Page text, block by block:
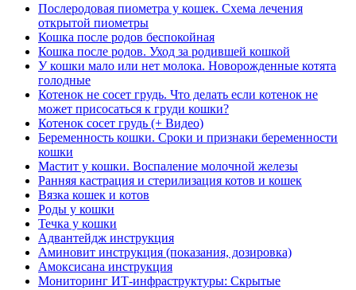
Послеродовая пиометра у кошек. Схема лечения
открытой пиометры
Кошка после родов беспокойная
Кошка после родов. Уход за родившей кошкой
У кошки мало или нет молока. Новорожденные котята
голодные
Котенок не сосет грудь. Что делать если котенок не
может присосаться к груди кошки?
Котенок сосет грудь (+ Видео)
Беременность кошки. Сроки и признаки беременности
кошки
Мастит у кошки. Воспаление молочной железы
Ранняя кастрация и стерилизация котов и кошек
Вязка кошек и котов
Роды у кошки
Течка у кошки
Адвантейдж инструкция
Аминовит инструкция (показания, дозировка)
Амоксисана инструкция
Мониторинг ИТ-инфраструктуры: Скрытые